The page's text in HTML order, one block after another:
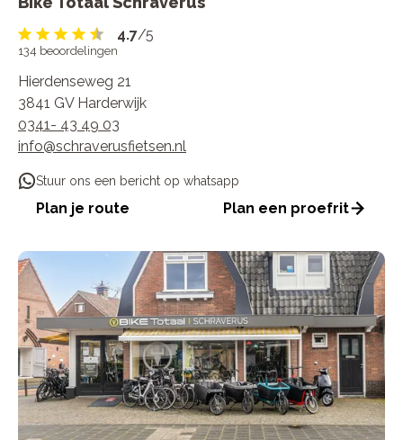
4.7/5
134 beoordelingen
Hierdenseweg 21
3841 GV Harderwijk
0341- 43 49 03
info@schraverusfietsen.nl
Stuur ons een bericht op whatsapp
Plan je route Plan een proefrit